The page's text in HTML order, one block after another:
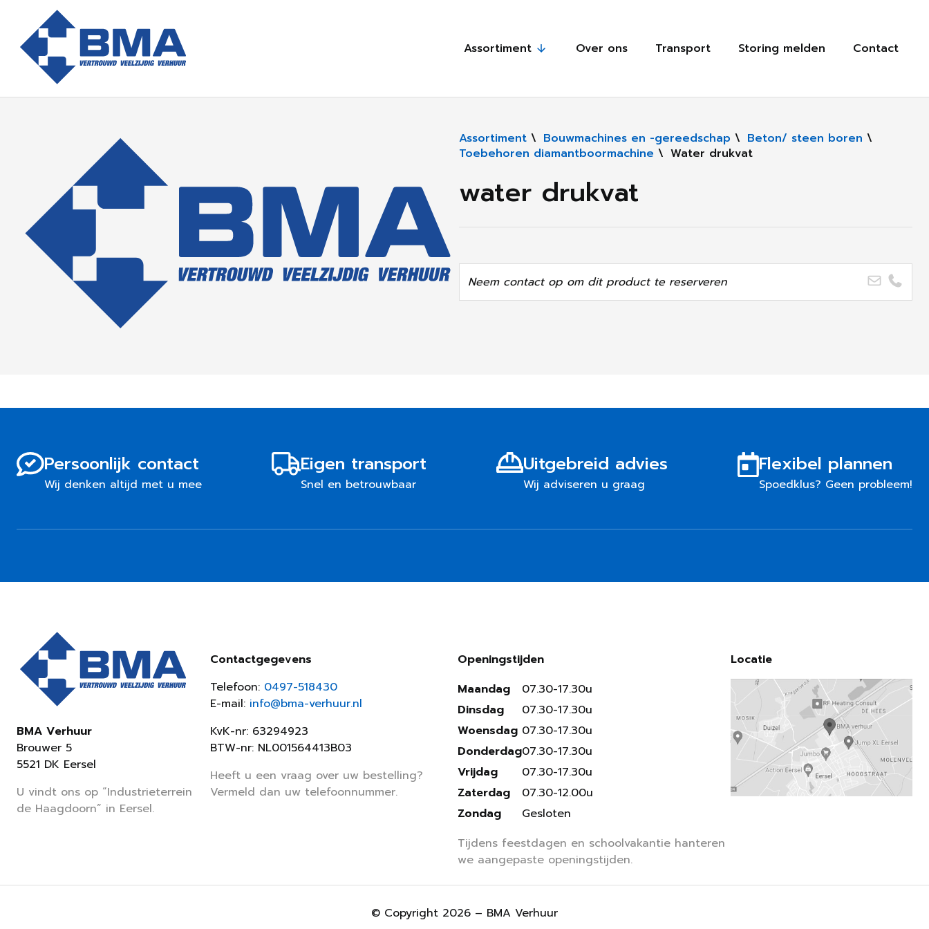
Assortiment Over ons Transport Storing melden Contact
Assortiment \ Bouwmachines en -gereedschap \ Beton/ steen boren \
Toebehoren diamantboormachine \ Water drukvat
water drukvat
Neem contact op om dit product te reserveren
Persoonlijk contact
Wij denken altijd met u mee
Eigen transport
Snel en betrouwbaar
Uitgebreid advies
Wij adviseren u graag
Flexibel plannen
Spoedklus? Geen probleem!
BMA Verhuur
Brouwer 5
5521 DK Eersel
U vindt ons op “Industrieterrein
de Haagdoorn” in Eersel.
Contactgegevens
Telefoon: 0497-518430
E-mail: info@bma-verhuur.nl
KvK-nr: 63294923
BTW-nr: NL001564413B03
Heeft u een vraag over uw bestelling?
Vermeld dan uw telefoonnummer.
Openingstijden
Maandag
Dinsdag
Woensdag
Donderdag
Vrijdag
Zaterdag
Zondag
07.30-17.30u
07.30-17.30u
07.30-17.30u
07.30-17.30u
07.30-17.30u
07.30-12.00u
Gesloten
Tijdens feestdagen en schoolvakantie hanteren
we aangepaste openingstijden.
Locatie
© Copyright 2026 – BMA Verhuur